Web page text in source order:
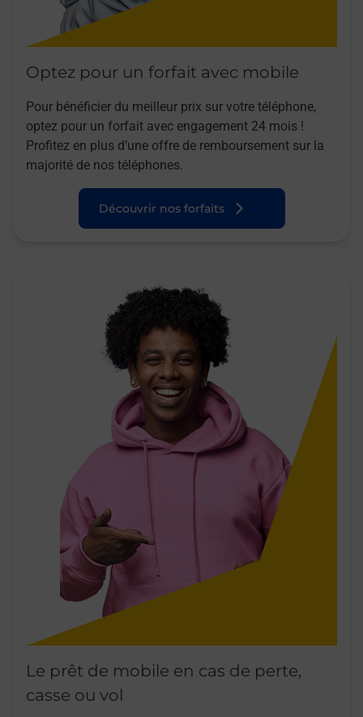
Optez pour un forfait avec mobile
Pour bénéficier du meilleur prix sur votre téléphone,
optez pour un forfait avec engagement 24 mois !
Profitez en plus d’une offre de remboursement sur la
majorité de nos téléphones.
Découvrir nos forfaits
Le prêt de mobile en cas de perte,
casse ou vol